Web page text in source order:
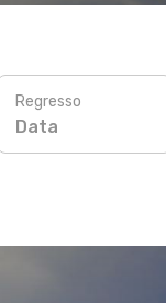
Regresso
Data